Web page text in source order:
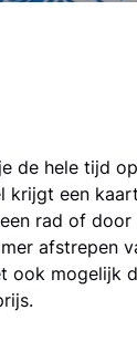
de hele tijd
krijgt een
rad of
afstrepen
ook mogelijk